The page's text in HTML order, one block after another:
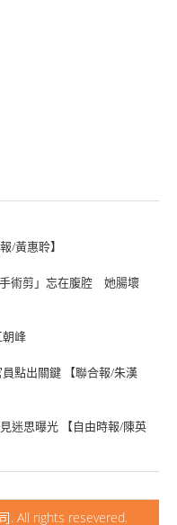
/黃惠聆】
術剪」忘在腹腔 她腸壞
峰
點出關鍵 【聯合報/朱漢
迷思曝光 【自由時報/陳英
. All rights resevered.